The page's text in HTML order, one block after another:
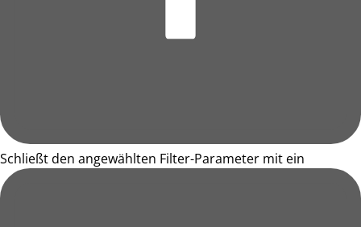
Schließt den angewählten Filter-Parameter mit ein